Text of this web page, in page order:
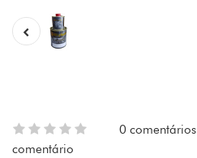
0 comentários
comentário